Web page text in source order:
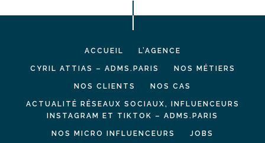
ACCUEIL L’AGENCE
CYRIL ATTIAS – ADMS.PARIS NOS MÉTIERS
NOS CLIENTS NOS CAS
ACTUALITÉ RÉSEAUX SOCIAUX, INFLUENCEURS
INSTAGRAM ET TIKTOK – ADMS.PARIS
NOS MICRO INFLUENCEURS JOBS